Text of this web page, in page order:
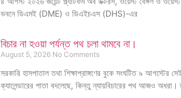
ভবনে ডিএমই (DME) ও ডিএইচএস (DHS)-এর
বিচার না হওয়া পর্যন্ত পথ চলা থামবে না।
August 5, 2026 No Comments
সরকারি হাসপাতাল তথা শিক্ষাপ্রাঙ্গণের বুকে সংঘটিত ৯ আগস্টের
ক্যালেন্ডারের পাতা বদলেছে, কিন্তু ন্যায়বিচারের পথ আজও